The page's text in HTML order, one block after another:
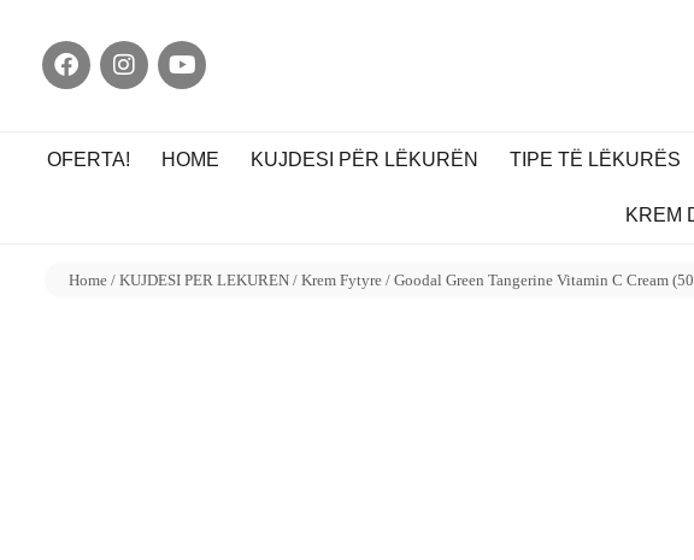
OFERTA! HOME KUJDESI PËR LËKURËN TIPE TË LËKURËS
KREM
Home / KUJDESI PER LEKUREN / Krem Fytyre / Goodal Green Tangerine Vitamin C Cream